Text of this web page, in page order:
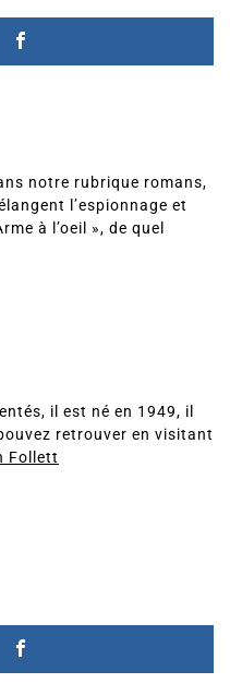
notre rubrique romans,
l’espionnage et
à l’oeil », de quel
il est né en 1949, il
retrouver en visitant
Follett